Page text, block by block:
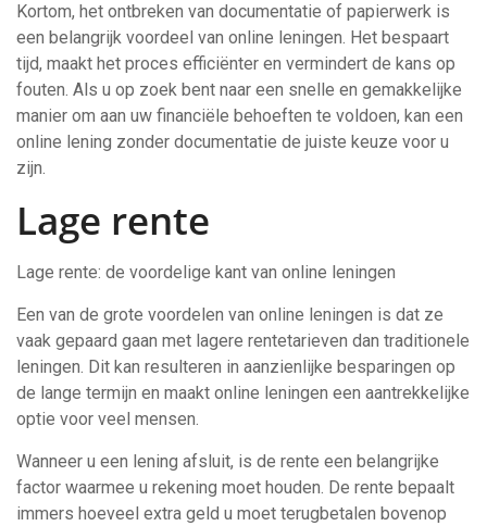
Kortom, het ontbreken van documentatie of papierwerk is
een belangrijk voordeel van online leningen. Het bespaart
tijd, maakt het proces efficiënter en vermindert de kans op
fouten. Als u op zoek bent naar een snelle en gemakkelijke
manier om aan uw financiële behoeften te voldoen, kan een
online lening zonder documentatie de juiste keuze voor u
zijn.
Lage rente
Lage rente: de voordelige kant van online leningen
Een van de grote voordelen van online leningen is dat ze
vaak gepaard gaan met lagere rentetarieven dan traditionele
leningen. Dit kan resulteren in aanzienlijke besparingen op
de lange termijn en maakt online leningen een aantrekkelijke
optie voor veel mensen.
Wanneer u een lening afsluit, is de rente een belangrijke
factor waarmee u rekening moet houden. De rente bepaalt
immers hoeveel extra geld u moet terugbetalen bovenop